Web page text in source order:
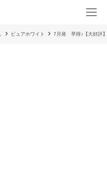
ピュアホワイト 7月発 早得♪【大好評】